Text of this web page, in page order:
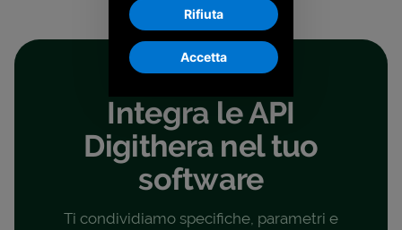
Integra le API
Digithera nel tuo
software
Ti condividiamo specifiche, parametri e
Rifiuta
Accetta